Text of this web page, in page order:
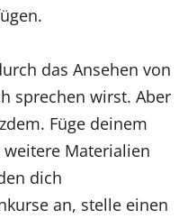
das Ansehen von
sprechen wirst. Aber
Füge deinem
Materialien
dich
an, stelle einen